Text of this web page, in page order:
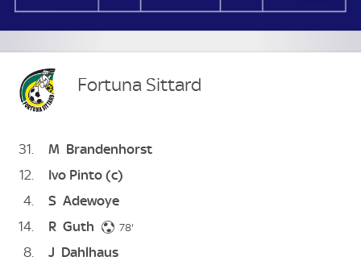
Fortuna Sittard
31 M Brandenhorst
12
Ivo Pinto (c)
4
S Adewoye
14
R Guth 78'
8 J Dahlhaus